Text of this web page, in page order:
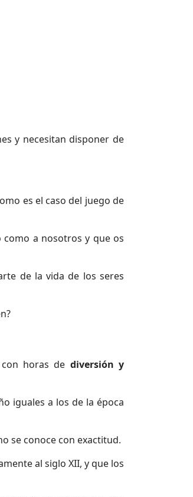
y necesitan disponer de
es el caso del juego de
como a nosotros y que os
de la vida de los seres
horas de diversión y
iguales a los de la época
se conoce con exactitud.
al siglo XII, y que los